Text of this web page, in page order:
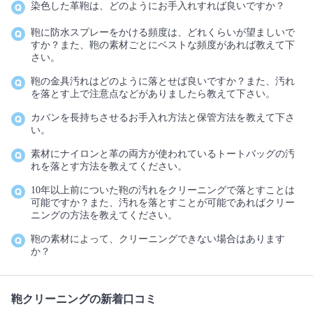
染色した革鞄は、どのようにお手入れすれば良いですか？
鞄に防水スプレーをかける頻度は、どれくらいが望ましいで
すか？また、鞄の素材ごとにベストな頻度があれば教えて下
さい。
鞄の金具汚れはどのように落とせば良いですか？また、汚れ
を落とす上で注意点などがありましたら教えて下さい。
カバンを長持ちさせるお手入れ方法と保管方法を教えて下さ
い。
素材にナイロンと革の両方が使われているトートバッグの汚
れを落とす方法を教えてください。
10年以上前についた鞄の汚れをクリーニングで落とすことは
可能ですか？また、汚れを落とすことが可能であればクリー
ニングの方法を教えてください。
鞄の素材によって、クリーニングできない場合はあります
か？
鞄クリーニングの新着口コミ